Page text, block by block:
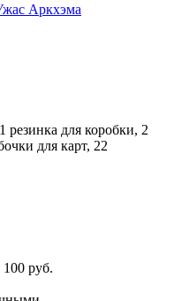
Аркхэма
резинка для коробки, 2
для карт, 22
руб.